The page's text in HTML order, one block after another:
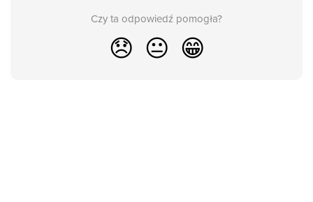
Czy ta odpowiedź pomogła?
😞 😐 😁